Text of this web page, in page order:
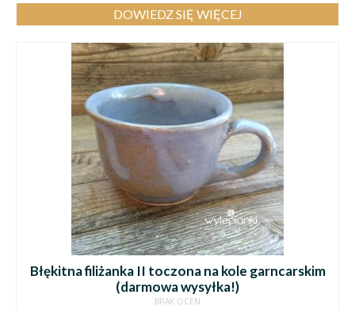
DOWIEDZ SIĘ WIĘCEJ
Błękitna filiżanka II toczona na kole garncarskim
(darmowa wysyłka!)
BRAK OCEN